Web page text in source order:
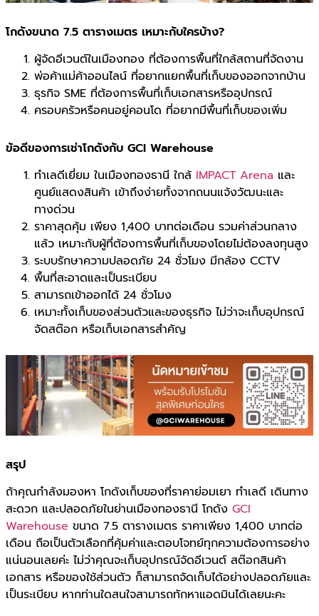
โกดังขนาด 7.5 ตารางเมตร เหมาะกับใครบ้าง?
ผู้จัดอีเวนต์ในเมืองทอง ที่ต้องการพื้นที่ใกล้สถานที่จัดงาน
พ่อค้าแม่ค้าออนไลน์ ที่อยากแยกพื้นที่เก็บของออกจากบ้าน
ธุรกิจ SME ที่ต้องการพื้นที่เก็บเอกสารหรืออุปกรณ์
ครอบครัวหรือคนอยู่คอนโด ที่อยากมีพื้นที่เก็บของเพิ่ม
ข้อดีของการเช่าโกดังกับ GCI Warehouse
ทำเลดีเยี่ยม ในเมืองทองธานี ใกล้ IMPACT Arena และ
ศูนย์แสดงสินค้า เข้าถึงง่ายทั้งจากถนนแจ้งวัฒนะและ
ทางด่วน
ราคาสุดคุ้ม เพียง 1,400 บาทต่อเดือน รวมค่าส่วนกลาง
แล้ว เหมาะกับผู้ที่ต้องการพื้นที่เก็บของโดยไม่ต้องลงทุนสูง
ระบบรักษาความปลอดภัย 24 ชั่วโมง มีกล้อง CCTV
พื้นที่สะอาดและเป็นระเบียบ
สามารถเข้าออกได้ 24 ชั่วโมง
เหมาะทั้งเก็บของส่วนตัวและของธุรกิจ ไม่ว่าจะเก็บอุปกรณ์
จัดสต๊อก หรือเก็บเอกสารสำคัญ
สรุป
ถ้าคุณกำลังมองหา โกดังเก็บของที่ราคาย่อมเยา ทำเลดี เดินทาง
สะดวก และปลอดภัยในย่านเมืองทองธานี โกดัง GCI
Warehouse ขนาด 7.5 ตารางเมตร ราคาเพียง 1,400 บาทต่อ
เดือน ถือเป็นตัวเลือกที่คุ้มค่าและตอบโจทย์ทุกความต้องการอย่าง
แน่นอนเลยค่ะ ไม่ว่าคุณจะเก็บอุปกรณ์จัดอีเวนต์ สต๊อกสินค้า
เอกสาร หรือของใช้ส่วนตัว ก็สามารถจัดเก็บได้อย่างปลอดภัยและ
เป็นระเบียบ หากท่านใดสนใจสามารถทักหาแอดมินได้เลยนะคะ